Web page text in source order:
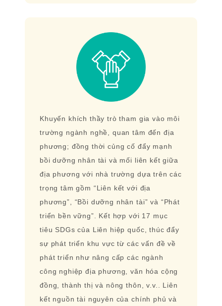
Khuyến khích thầy trò tham gia vào môi
trường ngành nghề, quan tâm đến địa
phương; đồng thời củng cố đẩy mạnh
bồi dưỡng nhân tài và mối liên kết giữa
địa phương với nhà trường dựa trên các
trọng tâm gồm “Liên kết với địa
phương”, “Bồi dưỡng nhân tài” và “Phát
triển bền vững”. Kết hợp với 17 mục
tiêu SDGs của Liên hiệp quốc, thúc đẩy
sự phát triển khu vực từ các vấn đề về
phát triển như nâng cấp các ngành
công nghiệp địa phương, văn hóa cộng
đồng, thành thị và nông thôn, v.v.. Liên
kết nguồn tài nguyên của chính phủ và